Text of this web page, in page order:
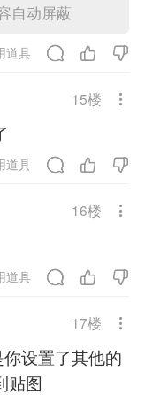
自动屏蔽
道具
15楼
道具
16楼
道具
17楼
设置了其他的
贴图